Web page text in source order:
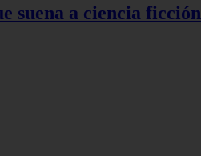
suena a ciencia ficción